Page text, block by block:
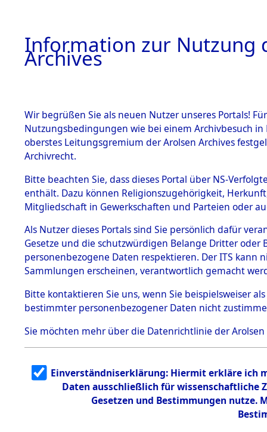
BESTÄNDE
1.
mente
5. Verschiedenes
5.3
Todesmärsche
5.3.1 Alliierte
Erhebungen
zu
Todesmärsch
en
5.3.2
g
5.3.3
Todesmärsch
Ennepe-
Information zur Nutzung
Archives
Wir begrüßen Sie als neuen Nutzer unseres Portals!
Nutzungsbedingungen wie bei einem Archivbesuch
oberstes Leitungsgremium der Arolsen Archives
Archivrecht.
Bitte beachten Sie, dass dieses Portal über NS-
enthält. Dazu können Religionszugehörigkeit,
Mitgliedschaft in Gewerkschaften und Parteien oder
Als Nutzer dieses Portals sind Sie persönlich dafür
Gesetze und die schutzwürdigen Belange Dritter
personenbezogene Daten respektieren. Der ITS
Sammlungen erscheinen, verantwortlich gemacht
Bitte kontaktieren Sie uns, wenn Sie beispielsweiser
bestimmter personenbezogener Daten nicht
Sie möchten mehr über die Datenrichtlinie der Arolsen
Einverständniserklärung: Hiermit erkläre ich
Daten ausschließlich für wissenschaftliche
Gesetzen und Bestimmungen nutze.